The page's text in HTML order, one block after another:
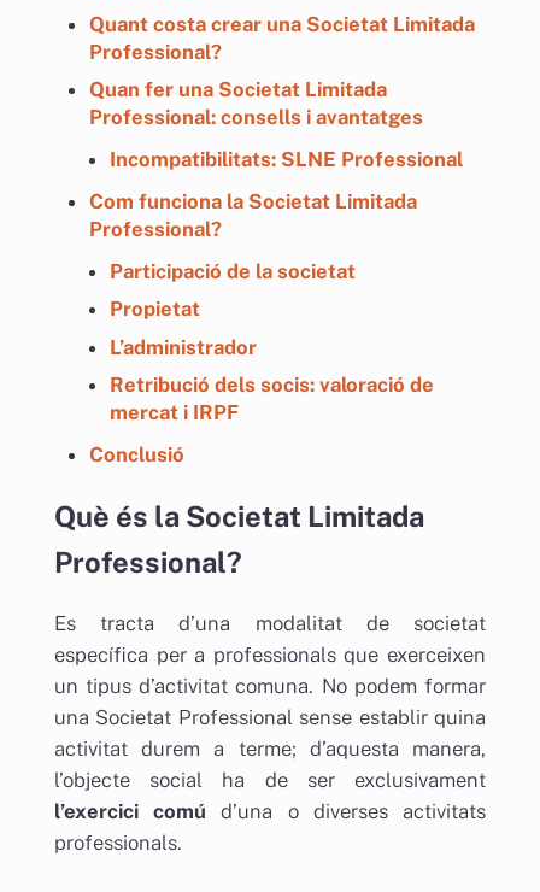
Quant costa crear una Societat Limitada
Professional?
Quan fer una Societat Limitada
Professional: consells i avantatges
Incompatibilitats: SLNE Professional
Com funciona la Societat Limitada
Professional?
Participació de la societat
Propietat
L’administrador
Retribució dels socis: valoració de
mercat i IRPF
Conclusió
Què és la Societat Limitada
Professional?
Es tracta d’una modalitat de societat
específica per a professionals que exerceixen
un tipus d’activitat comuna. No podem formar
una Societat Professional sense establir quina
activitat durem a terme; d’aquesta manera,
l’objecte social ha de ser exclusivament
l’exercici comúd’una o diverses activitats
professionals.